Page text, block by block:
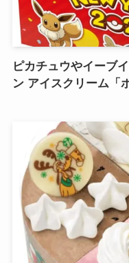
ピカチュウやイーブ
ン アイスクリーム「